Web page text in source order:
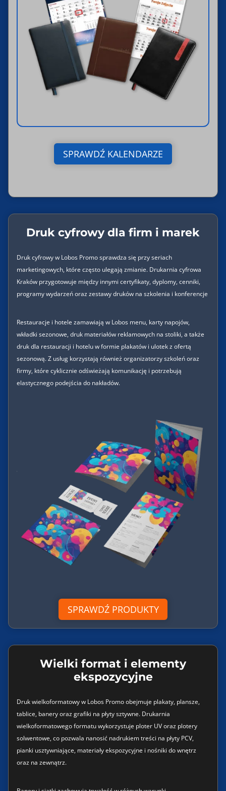
SPRAWDŹ KALENDARZE
Druk cyfrowy dla firm i marek
Druk cyfrowy w Lobos Promo sprawdza się przy seriach
marketingowych, które często ulegają zmianie. Drukarnia cyfrowa
Kraków przygotowuje między innymi certyfikaty, dyplomy, cenniki,
programy wydarzeń oraz zestawy druków na szkolenia i konferencje
Restauracje i hotele zamawiają w Lobos menu, karty napojów,
wkładki sezonowe, druk materiałów reklamowych na stoliki, a także
druk dla restauracji i hotelu w formie plakatów i ulotek z ofertą
sezonową. Z usług korzystają również organizatorzy szkoleń oraz
firmy, które cyklicznie odświeżają komunikację i potrzebują
elastycznego podejścia do nakładów.
SPRAWDŹ PRODUKTY
Wielki format i elementy
ekspozycyjne
Druk wielkoformatowy w Lobos Promo obejmuje plakaty, plansze,
tablice, banery oraz grafiki na płyty sztywne. Drukarnia
wielkoformatowego formatu wykorzystuje ploter UV oraz plotery
solwentowe, co pozwala nanosić nadrukiem treści na płyty PCV,
pianki usztywniające, materiały ekspozycyjne i nośniki do wnętrz
oraz na zewnątrz.